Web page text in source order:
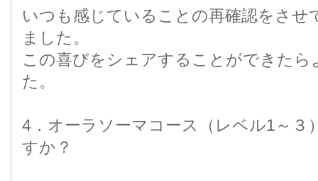
いつも感じていることの再確認をさせ
ました。
この喜びをシェアすることができたら
た。
4．オーラソーマコース（レベル1～３
すか？